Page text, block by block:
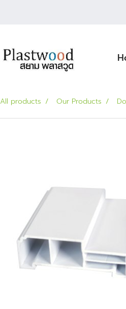
All products Our Products